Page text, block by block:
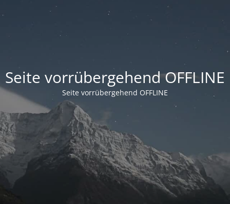
Seite vorrübergehend OFFLINE
Seite vorrübergehend OFFLINE